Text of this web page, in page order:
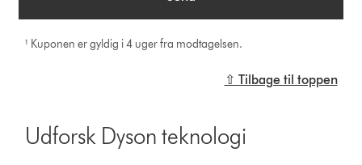
¹ Kuponen er gyldig i 4 uger fra modtagelsen.
⇧ Tilbage til toppen
Udforsk Dyson teknologi